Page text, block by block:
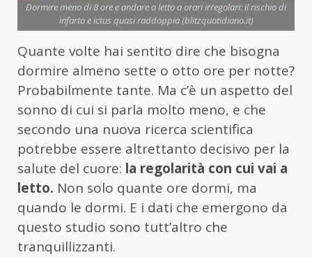
Dormire meno di 8 ore e andare a letto a orari irregolari: il rischio di
infarto e ictus quasi raddoppia (blitzquotidiano.it)
Quante volte hai sentito dire che bisogna
dormire almeno sette o otto ore per notte?
Probabilmente tante. Ma c’è un aspetto del
sonno di cui si parla molto meno, e che
secondo una nuova ricerca scientifica
potrebbe essere altrettanto decisivo per la
salute del cuore: la regolarità con cui vai a
letto. Non solo quante ore dormi, ma
quando le dormi. E i dati che emergono da
questo studio sono tutt’altro che
tranquillizzanti.